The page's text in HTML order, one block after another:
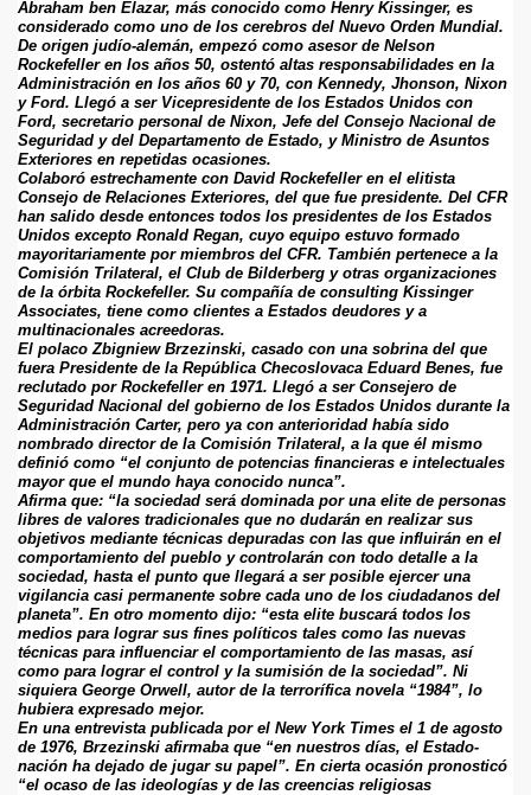
Abraham ben Elazar, más conocido como Henry Kissinger, es
considerado como uno de los cerebros del Nuevo Orden Mundial.
De origen judío-alemán, empezó como asesor de Nelson
Rockefeller en los años 50, ostentó altas responsabilidades en la
Administración en los años 60 y 70, con Kennedy, Jhonson, Nixon
y Ford. Llegó a ser Vicepresidente de los Estados Unidos con
Ford, secretario personal de Nixon, Jefe del Consejo Nacional de
Seguridad y del Departamento de Estado, y Ministro de Asuntos
Exteriores en repetidas ocasiones.
Colaboró estrechamente con David Rockefeller en el elitista
Consejo de Relaciones Exteriores, del que fue presidente. Del CFR
han salido desde entonces todos los presidentes de los Estados
Unidos excepto Ronald Regan, cuyo equipo estuvo formado
mayoritariamente por miembros del CFR. También pertenece a la
Comisión Trilateral, el Club de Bilderberg y otras organizaciones
de la órbita Rockefeller. Su compañía de consulting Kissinger
Associates, tiene como clientes a Estados deudores y a
multinacionales acreedoras.
El polaco Zbigniew Brzezinski, casado con una sobrina del que
fuera Presidente de la República Checoslovaca Eduard Benes, fue
reclutado por Rockefeller en 1971. Llegó a ser Consejero de
Seguridad Nacional del gobierno de los Estados Unidos durante la
Administración Carter, pero ya con anterioridad había sido
nombrado director de la Comisión Trilateral, a la que él mismo
definió como “el conjunto de potencias financieras e intelectuales
mayor que el mundo haya conocido nunca”.
Afirma que: “la sociedad será dominada por una elite de personas
libres de valores tradicionales que no dudarán en realizar sus
objetivos mediante técnicas depuradas con las que influirán en el
comportamiento del pueblo y controlarán con todo detalle a la
sociedad, hasta el punto que llegará a ser posible ejercer una
vigilancia casi permanente sobre cada uno de los ciudadanos del
planeta”. En otro momento dijo: “esta elite buscará todos los
medios para lograr sus fines políticos tales como las nuevas
técnicas para influenciar el comportamiento de las masas, así
como para lograr el control y la sumisión de la sociedad”. Ni
siquiera George Orwell, autor de la terrorífica novela “1984”, lo
hubiera expresado mejor.
En una entrevista publicada por el New York Times el 1 de agosto
de 1976, Brzezinski afirmaba que “en nuestros días, el Estado-
nación ha dejado de jugar su papel”. En cierta ocasión pronosticó
“el ocaso de las ideologías y de las creencias religiosas